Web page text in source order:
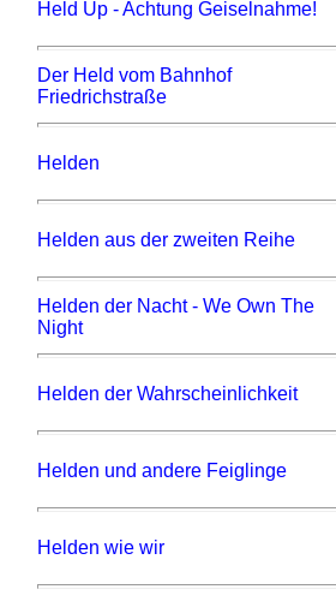
Held Up - Achtung Geiselnahme!
Der Held vom Bahnhof
Friedrichstraße
Helden
Helden aus der zweiten Reihe
Helden der Nacht - We Own The
Night
Helden der Wahrscheinlichkeit
Helden und andere Feiglinge
Helden wie wir